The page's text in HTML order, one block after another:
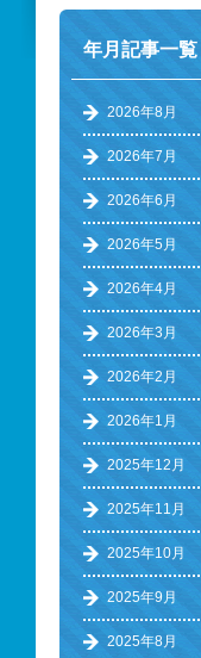
年月記事一覧
2026年8月
2026年7月
2026年6月
2026年5月
2026年4月
2026年3月
2026年2月
2026年1月
2025年12月
2025年11月
2025年10月
2025年9月
2025年8月